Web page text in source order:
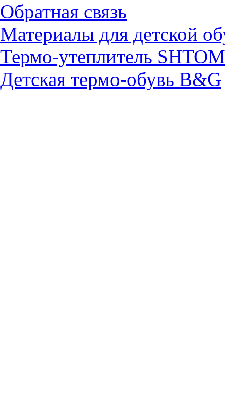
Обратная связь
Материалы для детской
Термо-утеплитель SHTOM
Детская термо-обувь B&G